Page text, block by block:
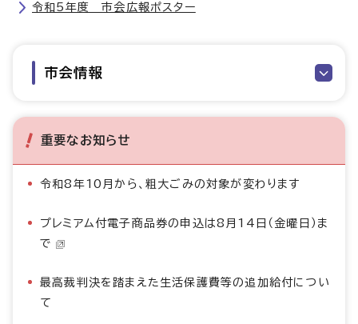
令和5年度 市会広報ポスター
市会情報
重要なお知らせ
令和8年10月から、粗大ごみの対象が変わります
プレミアム付電子商品券の申込は8月14日（金曜日）ま
で
最高裁判決を踏まえた生活保護費等の追加給付につい
て